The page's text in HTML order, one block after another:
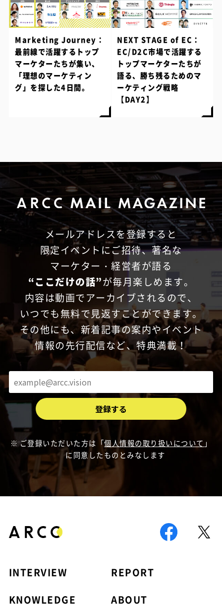
Marketing Journey：
最前線で活躍するトップ
マーケターたちが集い、
「理想のマーケティン
グ」を探した4日間。
NEXT STAGE of EC：
EC/D2C市場で活躍する
トップマーケターたちが
語る、勝ち残るためのマ
ーケティング戦略
【DAY2】
メールアドレスを登録すると
限定イベントにご招待、著名な
マーケター・経営者が語る
“ここだけの話”が毎月楽しめます。
内容は動画でアーカイブされるので、
いつでも無料で見返すことができます。
その他にも、新着記事の案内やイベント
情報の先行配信など、特典満載！
ご登録いただいた方は「個人情報の取り扱いについて 」
に同意したものとみなします
INTERVIEW
REPORT
KNOWLEDGE
ABOUT